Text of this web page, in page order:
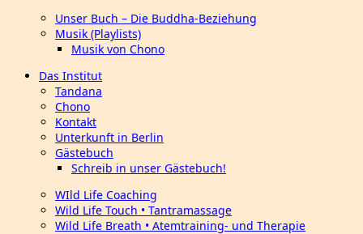
Unser Buch – Die Buddha-Beziehung
Musik (Playlists)
Musik von Chono
Das Institut
Tandana
Chono
Kontakt
Unterkunft in Berlin
Gästebuch
Schreib in unser Gästebuch!
WIld Life Coaching
Wild Life Touch • Tantramassage
Wild Life Breath • Atemtraining- und Therapie